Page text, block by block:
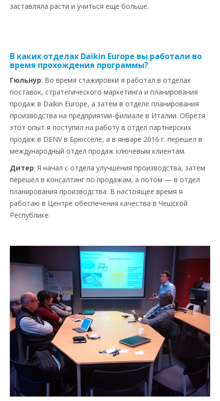
заставляла расти и учиться еще больше.
В каких отделах Daikin Europe вы работали во
время прохождения программы?
Гюльнур: Во время стажировки я работал в отделах
поставок, стратегического маркетинга и планирования
продаж в Daikin Europe, а затем в отделе планирования
производства на предприятии-филиале в Италии. Обретя
этот опыт я поступил на работу в отдел партнерских
продаж в DENV в Брюсселе, а в январе 2016 г. перешел в
международный отдел продаж ключевым клиентам.
Дитер: Я начал с отдела улучшения производства, затем
перешел в консалтинг по продажам, а потом — в отдел
планирования производства. В настоящее время я
работаю в Центре обеспечения качества в Чешской
Республике.